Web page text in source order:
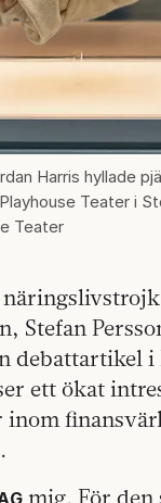
Harris hyllade
Teater i
Teater
Stefan
debattartikel i
ett ökat
mig. För den